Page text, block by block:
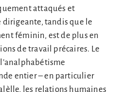
attaqués et
dirigeante, tandis que le
féminin, est de plus en
de travail précaires. Le
entier – en particulier
les relations humaines